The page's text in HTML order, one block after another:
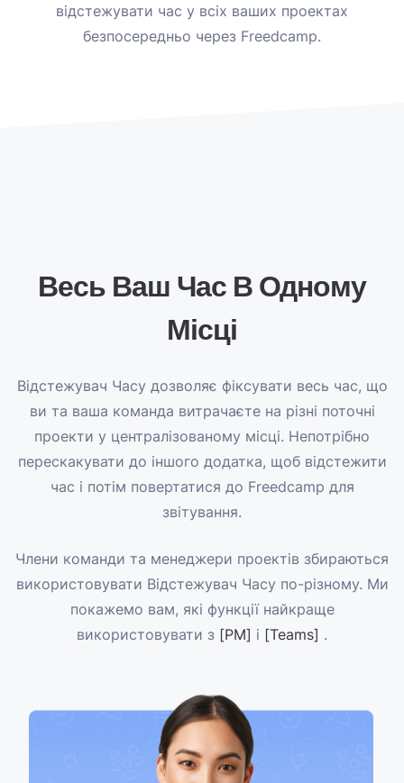
відстежувати час у всіх ваших проектах
безпосередньо через Freedcamp.
Весь Ваш Час В Одному
Місці
Відстежувач Часу дозволяє фіксувати весь час, що
ви та ваша команда витрачаєте на різні поточні
проекти у централізованому місці. Непотрібно
перескакувати до іншого додатка, щоб відстежити
час і потім повертатися до Freedcamp для
звітування.
Члени команди та менеджери проектів збираються
використовувати Відстежувач Часу по-різному. Ми
покажемо вам, які функції найкраще
використовувати з [PM] і [Teams] .